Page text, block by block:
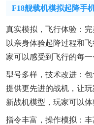
F18舰载机模拟起降手
真实模拟，飞行体验：
以亲身体验起降过程和
家可以感受到飞行的每一
型号多样，技术改进：
提供更先进的战机，让
新战机模型，玩家可以体
指令丰富，操作模拟：